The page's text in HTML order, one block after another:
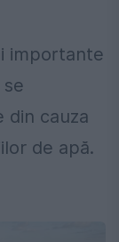
importante
din cauza
de apă.